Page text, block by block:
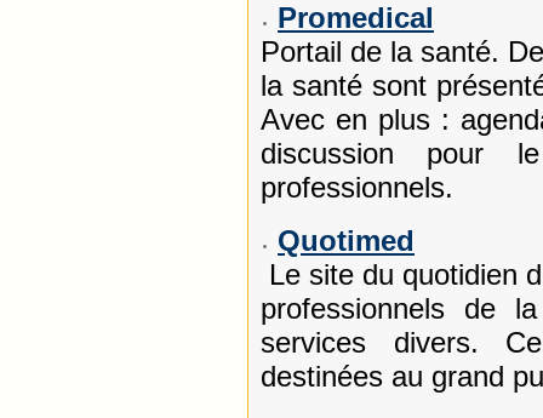
Promedical
Portail de la santé.
la santé sont
Avec en plus :
discussion pour
professionnels.
Quotimed
Le site du quotidien
professionnels de
services divers.
destinées au grand